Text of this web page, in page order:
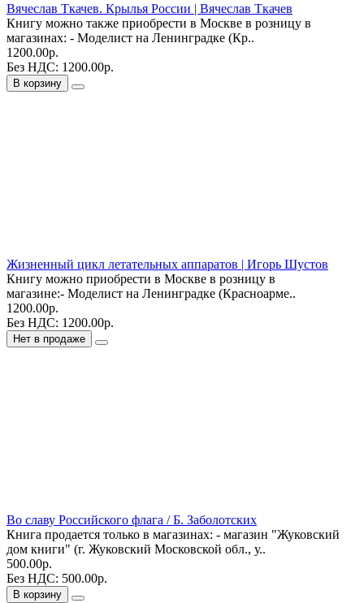
Вячеслав Ткачев. Крылья России | Вячеслав Ткачев
Книгу можно также приобрести в Москве в розницу в
магазинах: - Моделист на Ленинградке (Кр..
1200.00р.
Без НДС: 1200.00р.
В корзину
Жизненный цикл летательных аппаратов | Игорь Шустов
Книгу можно приобрести в Москве в розницу в
магазине:- Моделист на Ленинградке (Красноарме..
1200.00р.
Без НДС: 1200.00р.
Нет в продаже
Во славу Российского флага / Б. Заболотских
Книга продается только в магазинах: - магазин "Жуковский
дом книги" (г. Жуковский Московской обл., у..
500.00р.
Без НДС: 500.00р.
В корзину